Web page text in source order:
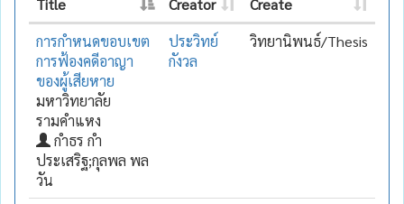
การกำหนดขอบเขต
การฟ้องคดีอาญา
ของผู้เสียหาย
มหาวิทยาลัย
รามคำแหง
กำธร กำ
ประเสริฐ;กุลพล พล
วัน
ประวิทย์
กังวล
วิทยานิพนธ์/Thesis